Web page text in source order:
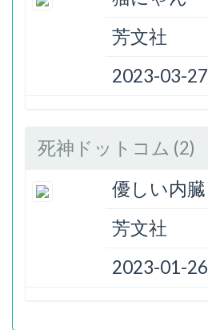
芳文社
2023-03-27
死神ドットコム (2)
優しい内臓
芳文社
2023-01-26